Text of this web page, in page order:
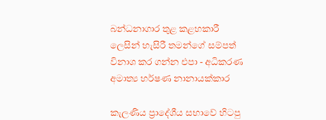
බන්ධනාගාර තුළ කළහකාරී
ලෙසින් හැසිරී තමන්ගේ සම්පත්
විනාශ කර ගන්න එපා - අධිකරණ
අමාත්‍ය හර්ෂණ නානායක්කාර
කැලණිය ප්‍රාදේශීය සභාවේ හිටපු